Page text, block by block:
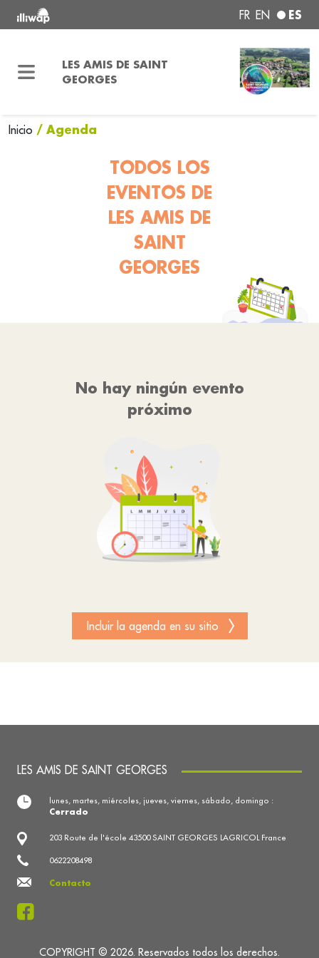
FR EN ES
LES AMIS DE SAINT
GEORGES
Inicio / Agenda
TODOS LOS
EVENTOS DE
LES AMIS DE
SAINT
GEORGES
No hay ningún evento
próximo
Incluir la agenda en su sitio
LES AMIS DE SAINT GEORGES
203 Route de l'école 43500 SAINT GEORGES LAGRICOL France
0622208498
Contacto
lunes, martes, miércoles, jueves, viernes, sábado, domingo :
Cerrado
COPYRIGHT © 2026. Reservados todos los derechos.